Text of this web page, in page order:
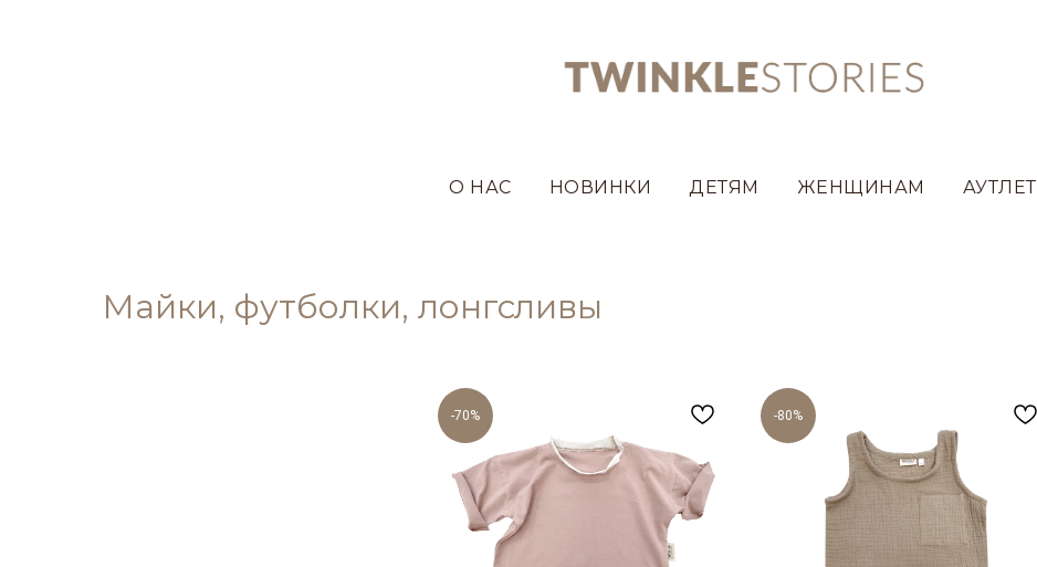
О НАС НОВИНКИ ДЕТЯМ ЖЕНЩИНАМ АУТЛЕТ
Майки, футболки, лонгсливы
-70% -80%